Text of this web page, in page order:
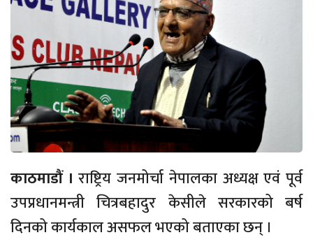
काठमाडौं । राष्ट्रिय जनमोर्चा नेपालका अध्यक्ष एवं पूर्व
उपप्रधानमन्त्री चित्रबहादुर केसीले सरकारको बर्ष
दिनको कार्यकाल असफल भएको बताएका छन् ।